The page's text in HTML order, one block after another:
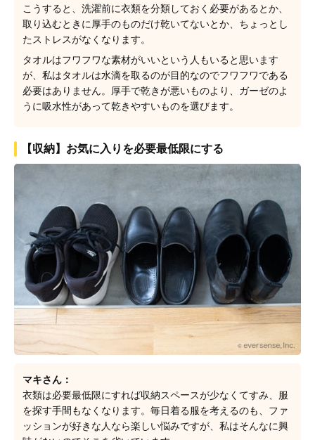
こうすると、洗濯前に衣類を分類しておく必要があるとか、
取り込むときに厚手のものだけ乾いてないとか、ちょっとし
たストレスがなくなります。
タオルはフワフワな素材がいいという人もいると思います
が、私はタオルは水滴を取るのが目的なのでフワフワである
必要はありません。厚手で乾きが悪いものより、ガーゼのよ
うに吸水性があって乾きやすいものを選びます。
【収納】お気に入りを必要最低限にする
マキさん：
衣類は必要最低限にすれば収納スペースが少なくてすみ、服
を探す手間もなくなります。毎日着る服を考えるのも、ファ
ッションが好きな人なら楽しい悩みですが、私はそんなに興